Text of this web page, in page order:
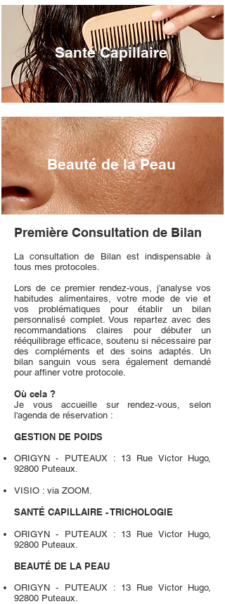
Santé Capillaire
Beauté de la Peau
​Première Consultation de Bilan
La consultation de Bilan est indispensable à
tous mes protocoles.
Lors de ce premier rendez-vous, j'analyse vos
habitudes alimentaires, votre mode de vie et
vos problématiques pour établir un bilan
personnalisé complet. Vous repartez avec des
recommandations claires pour débuter un
rééquilibrage efficace, soutenu si nécessaire par
des compléments et des soins adaptés. Un
bilan sanguin vous sera également demandé
pour affiner votre protocole.
Où cela ?
Je vous accueille sur rendez-vous, selon
l'agenda de réservation :​​​
GESTION DE POIDS
ORIGYN - PUTEAUX : 13 Rue Victor Hugo,
92800 Puteaux.
VISIO : via ZOOM.
SANTÉ CAPILLAIRE - TRICHOLOGIE
ORIGYN - PUTEAUX : 13 Rue Victor Hugo,
92800 Puteaux.
BEAUTÉ DE LA PEAU
ORIGYN - PUTEAUX : 13 Rue Victor Hugo,
92800 Puteaux.